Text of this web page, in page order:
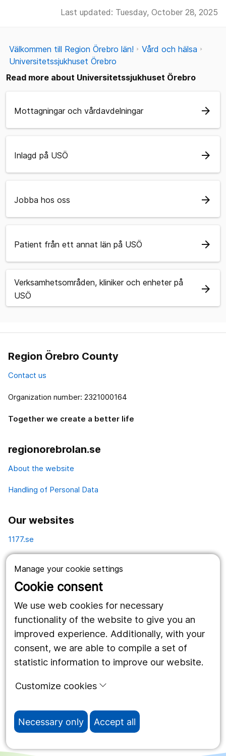
Manage your cookie settings
Cookie consent
We use web cookies for necessary
functionality of the website to give you an
improved experience. Additionally, with your
consent, we are able to compile a set of
statistic information to improve our website.
Customize cookies
Necessary only Accept all
Last updated: Tuesday, October 28, 2025
Välkommen till Region Örebro län!
Vård och hälsa
Universitetssjukhuset Örebro
Read more about Universitetssjukhuset Örebro
Mottagningar och vårdavdelningar arrow_forward
Inlagd på USÖ arrow_forward
Jobba hos oss arrow_forward
Patient från ett annat län på USÖ arrow_forward
Verksamhetsområden, kliniker och enheter på
USÖ
arrow_forward
Region Örebro County
Contact us
Organization number: 2321000164
Together we create a better life
regionorebrolan.se
About the website
Handling of Personal Data
Our websites
1177.se
Vårdgivare
Utveckling
Follow us
Facebook